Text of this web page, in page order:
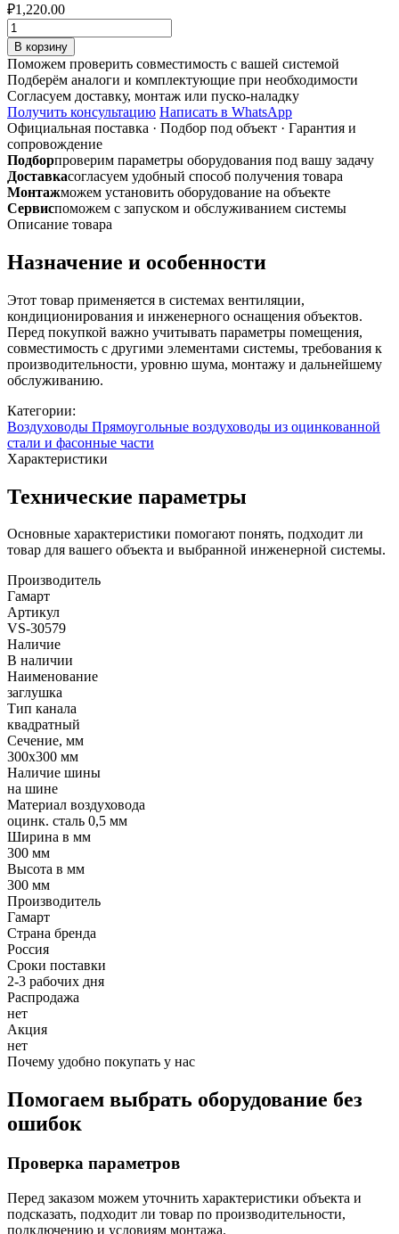
₽1,220.00
Количество
товара
Заглушка
торцевая
300х300
на
шине
из
оцинкованной
стали
В корзину
Поможем проверить совместимость с вашей системой
Подберём аналоги и комплектующие при необходимости
Согласуем доставку, монтаж или пуско-наладку
Получить консультацию Написать в WhatsApp
Официальная поставка · Подбор под объект · Гарантия и
сопровождение
Подборпроверим параметры оборудования под вашу задачу
Доставкасогласуем удобный способ получения товара
Монтажможем установить оборудование на объекте
Сервиспоможем с запуском и обслуживанием системы
Описание товара
Назначение и особенности
Этот товар применяется в системах вентиляции,
кондиционирования и инженерного оснащения объектов.
Перед покупкой важно учитывать параметры помещения,
совместимость с другими элементами системы, требования к
производительности, уровню шума, монтажу и дальнейшему
обслуживанию.
Категории:
Воздуховоды Прямоугольные воздуховоды из оцинкованной
стали и фасонные части
Характеристики
Технические параметры
Основные характеристики помогают понять, подходит ли
товар для вашего объекта и выбранной инженерной системы.
Производитель
Гамарт
Артикул
VS-30579
Наличие
В наличии
Наименование
заглушка
Тип канала
квадратный
Сечение, мм
300x300 мм
Наличие шины
на шине
Материал воздуховода
оцинк. сталь 0,5 мм
Ширина в мм
300 мм
Высота в мм
300 мм
Производитель
Гамарт
Страна бренда
Россия
Сроки поставки
2-3 рабочих дня
Распродажа
нет
Акция
нет
Почему удобно покупать у нас
Помогаем выбрать оборудование без
ошибок
Проверка параметров
Перед заказом можем уточнить характеристики объекта и
подсказать, подходит ли товар по производительности,
подключению и условиям монтажа.